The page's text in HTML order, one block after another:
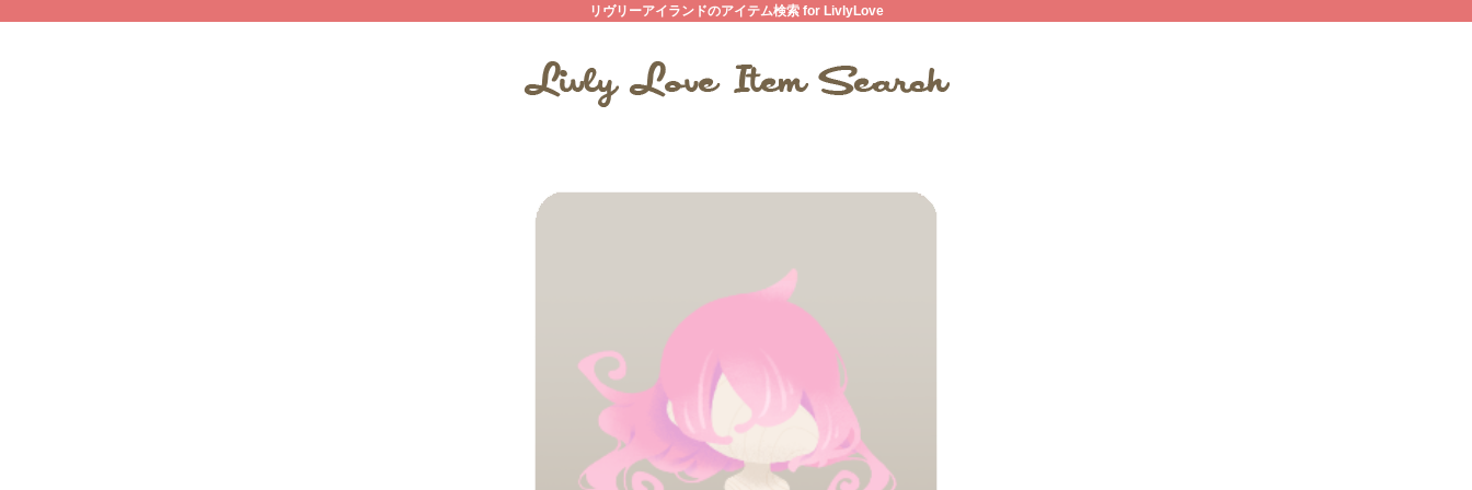
リヴリーアイランドのアイテム検索 for LivlyLove